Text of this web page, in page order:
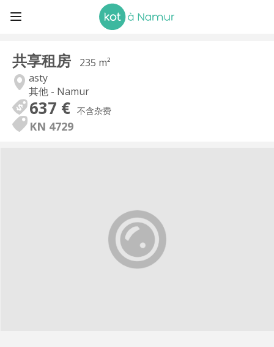
共享租房
235 m²
asty
其他 - Namur
637 € 不含杂费
KN 4729